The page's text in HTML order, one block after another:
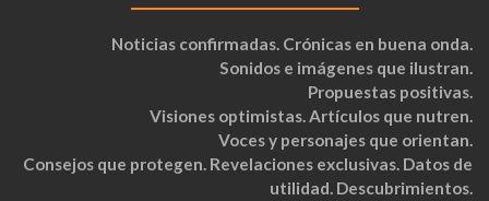
Noticias confirmadas. Crónicas en buena onda.
Sonidos e imágenes que ilustran.
Propuestas positivas.
Visiones optimistas. Artículos que nutren.
Voces y personajes que orientan.
Consejos que protegen. Revelaciones exclusivas. Datos de
utilidad. Descubrimientos.